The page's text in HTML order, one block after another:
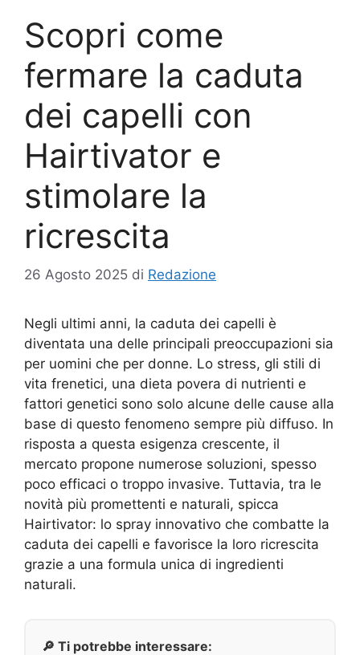
Scopri come
fermare la caduta
dei capelli con
Hairtivator e
stimolare la
ricrescita
26 Agosto 2025 di Redazione
Negli ultimi anni, la caduta dei capelli è
diventata una delle principali preoccupazioni sia
per uomini che per donne. Lo stress, gli stili di
vita frenetici, una dieta povera di nutrienti e
fattori genetici sono solo alcune delle cause alla
base di questo fenomeno sempre più diffuso. In
risposta a questa esigenza crescente, il
mercato propone numerose soluzioni, spesso
poco efficaci o troppo invasive. Tuttavia, tra le
novità più promettenti e naturali, spicca
Hairtivator: lo spray innovativo che combatte la
caduta dei capelli e favorisce la loro ricrescita
grazie a una formula unica di ingredienti
naturali.
🔎 Ti potrebbe interessare: